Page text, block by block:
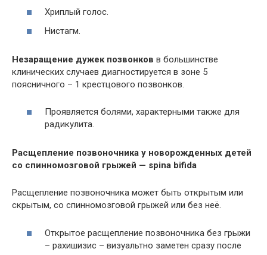
Хриплый голос.
Нистагм.
Незаращение дужек позвонков в большинстве
клинических случаев диагностируется в зоне 5
поясничного – 1 крестцового позвонков.
Проявляется болями, характерными также для
радикулита.
Расщепление позвоночника у новорожденных детей
со спинномозговой грыжей — spina bifida
Расщепление позвоночника может быть открытым или
скрытым, со спинномозговой грыжей или без неё.
Открытое расщепление позвоночника без грыжи
– рахишизис – визуальтно заметен сразу после